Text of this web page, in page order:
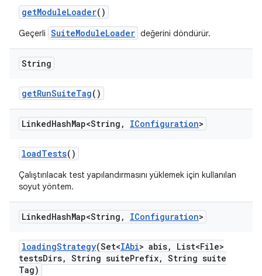
getModuleLoader()
Geçerli SuiteModuleLoader değerini döndürür.
String
getRunSuiteTag()
LinkedHashMap<String , IConfiguration>
loadTests()
Çalıştırılacak test yapılandırmasını yüklemek için kullanılan
soyut yöntem.
LinkedHashMap<String , IConfiguration>
loadingStrategy(Set<IAbi> abis,
List<File>
testsDirs, String suitePrefix, String suite
Tag)